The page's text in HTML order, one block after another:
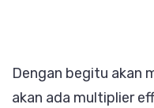
Dengan begitu akan
akan ada multiplier